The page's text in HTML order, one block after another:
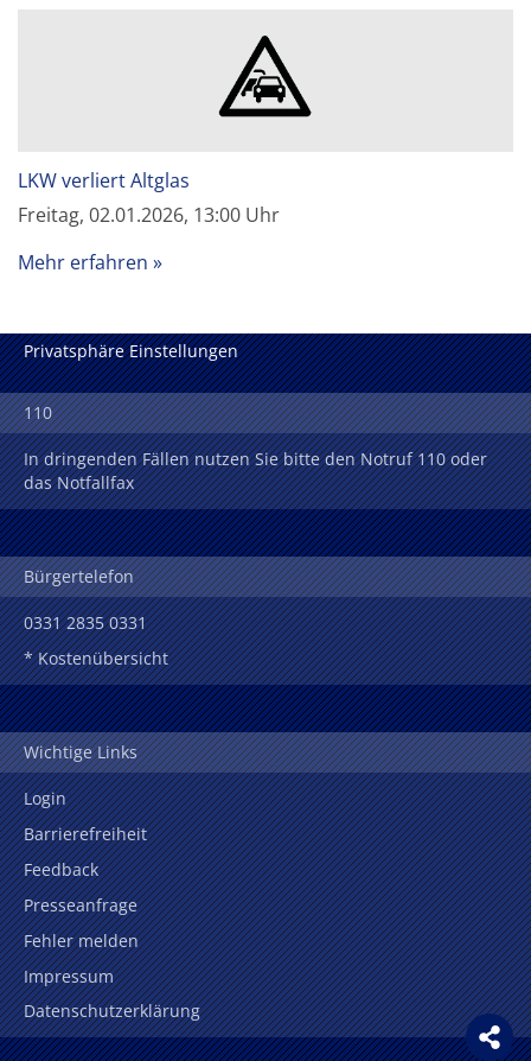
LKW verliert Altglas
Freitag, 02.01.2026, 13:00 Uhr
Mehr erfahren
Privatsphäre Einstellungen
110
In dringenden Fällen nutzen Sie bitte den Notruf 110 oder
das Notfallfax
Bürgertelefon
0331 2835 0331
* Kostenübersicht
Wichtige Links
Login
Barrierefreiheit
Feedback
Presseanfrage
Fehler melden
Impressum
Datenschutzerklärung